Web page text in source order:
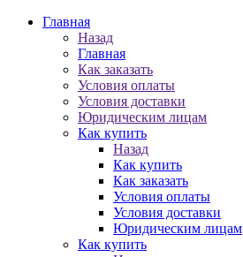
Главная
Назад
Главная
Как заказать
Условия оплаты
Условия доставки
Юридическим лицам
Как купить
Назад
Как купить
Как заказать
Условия оплаты
Условия доставки
Юридическим лицам
Как купить